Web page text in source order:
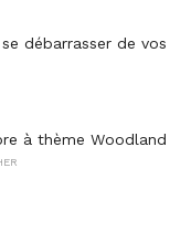
débarrasser de vos
à thème Woodland